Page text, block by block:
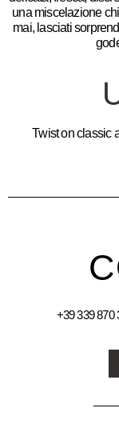
una miscelazione
mai, lasciati
Twist on classic
+39 339